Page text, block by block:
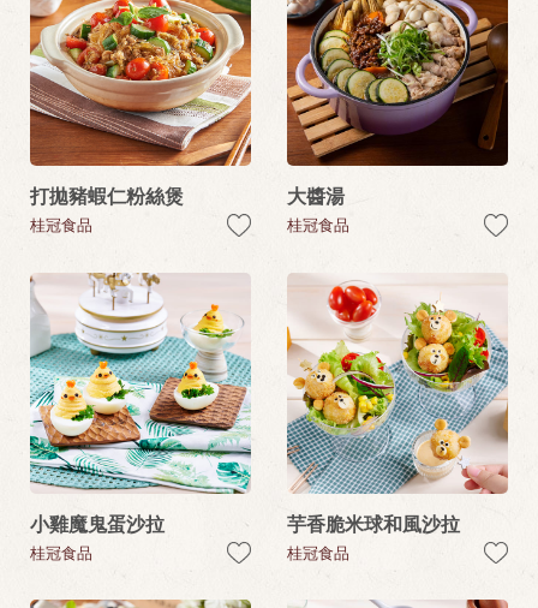
打拋豬蝦仁粉絲煲
桂冠食品
大醬湯
桂冠食品
小雞魔鬼蛋沙拉
桂冠食品
芋香脆米球和風沙拉
桂冠食品